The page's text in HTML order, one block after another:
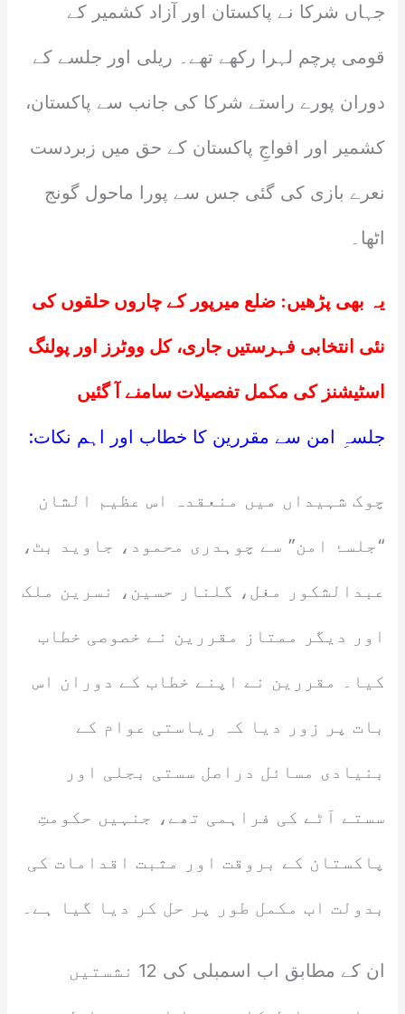
جہاں شرکا نے پاکستان اور آزاد کشمیر کے
قومی پرچم لہرا رکھے تھے۔ ریلی اور جلسے کے
دوران پورے راستے شرکا کی جانب سے پاکستان،
کشمیر اور افواجِ پاکستان کے حق میں زبردست
نعرے بازی کی گئی جس سے پورا ماحول گونج
اٹھا۔
یہ بھی پڑھیں: ضلع میرپور کے چاروں حلقوں کی
نئی انتخابی فہرستیں جاری، کل ووٹرز اور پولنگ
اسٹیشنز کی مکمل تفصیلات سامنے آ گئیں
جلسہِ امن سے مقررین کا خطاب اور اہم نکات:
چوک شہیداں میں منعقدہ اس عظیم الشان
“جلسۂ امن” سے چوہدری محمود، جاوید بٹ،
عبدالشکور مغل، گلنار حسین، نسرین ملک
اور دیگر ممتاز مقررین نے خصوصی خطاب
کیا۔ مقررین نے اپنے خطاب کے دوران اس
بات پر زور دیا کہ ریاستی عوام کے
بنیادی مسائل دراصل سستی بجلی اور
سستے آٹے کی فراہمی تھے، جنہیں حکومتِ
پاکستان کے بروقت اور مثبت اقدامات کی
بدولت اب مکمل طور پر حل کر دیا گیا ہے۔
ان کے مطابق اب اسمبلی کی 12 نشستیں